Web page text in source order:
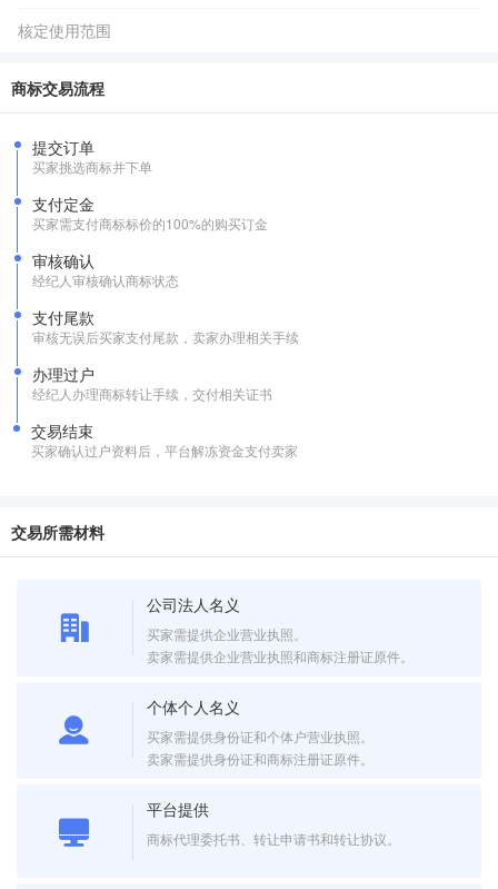
核定使用范围
商标交易流程
提交订单
买家挑选商标并下单
支付定金
买家需支付商标标价的100%的购买订金
审核确认
经纪人审核确认商标状态
支付尾款
审核无误后买家支付尾款，卖家办理相关手续
办理过户
经纪人办理商标转让手续，交付相关证书
交易结束
买家确认过户资料后，平台解冻资金支付卖家
交易所需材料
公司法人名义
买家需提供企业营业执照。
卖家需提供企业营业执照和商标注册证原件。
个体个人名义
买家需提供身份证和个体户营业执照。
卖家需提供身份证和商标注册证原件。
平台提供
商标代理委托书、转让申请书和转让协议。